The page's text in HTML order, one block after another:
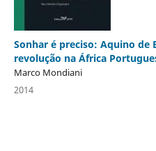
Sonhar é preciso: Aquino de
revolução na África
Marco Mondiani
2014